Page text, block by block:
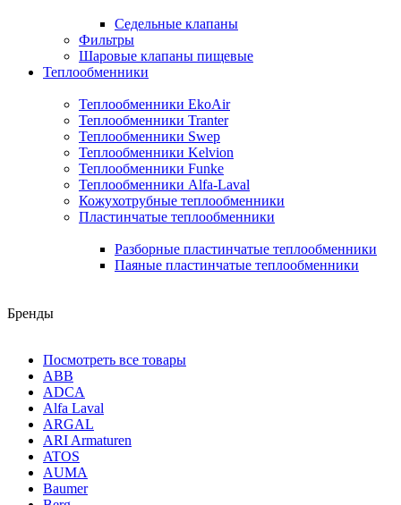
Седельные клапаны
Фильтры
Шаровые клапаны пищевые
Теплообменники
Теплообменники EkoAir
Теплообменники Tranter
Теплообменники Swep
Теплообменники Kelvion
Теплообменники Funke
Теплообменники Alfa-Laval
Кожухотрубные теплообменники
Пластинчатые теплообменники
Разборные пластинчатые теплообменники
Паяные пластинчатые теплообменники
Бренды
Посмотреть все товары
ABB
ADCA
Alfa Laval
ARGAL
ARI Armaturen
ATOS
AUMA
Baumer